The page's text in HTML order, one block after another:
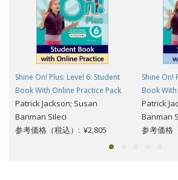
Shine On! Plus: Level 6: Student
Book With Online Practice Pack
Patrick Jackson; Susan
Banman Sileci
参考価格（税込）: ¥2,805
Shine On!
Book
Patrick
Banman
参考価格